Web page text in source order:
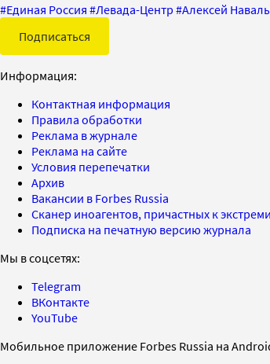
#Единая Россия #Левада-Центр #Алексей
Подписаться
Информация:
Контактная информация
Правила обработки
Реклама в журнале
Реклама на сайте
Условия перепечатки
Архив
Вакансии в Forbes Russia
Сканер иноагентов, причастных к
Подписка на печатную версию журнала
Мы в соцсетях:
Telegram
ВКонтакте
YouTube
Мобильное приложение Forbes Russia на